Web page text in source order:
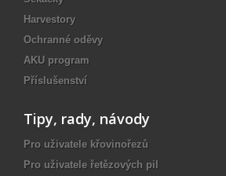
Harvestory
Ochranné oděvy
AKU program
Příslušenství
Tipy, rady, návody
Pro uživatele křovinořezů
Pro uživatele řetězových pil